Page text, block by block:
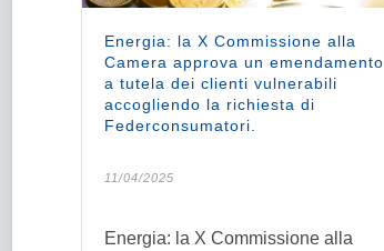
Energia: la X Commissione alla
Camera approva un emendamento
a tutela dei clienti vulnerabili
accogliendo la richiesta di
Federconsumatori.
11/04/2025
Energia: la X Commissione alla